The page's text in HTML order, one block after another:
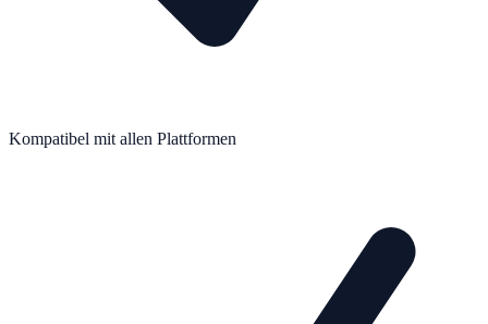
Kompatibel mit allen Plattformen